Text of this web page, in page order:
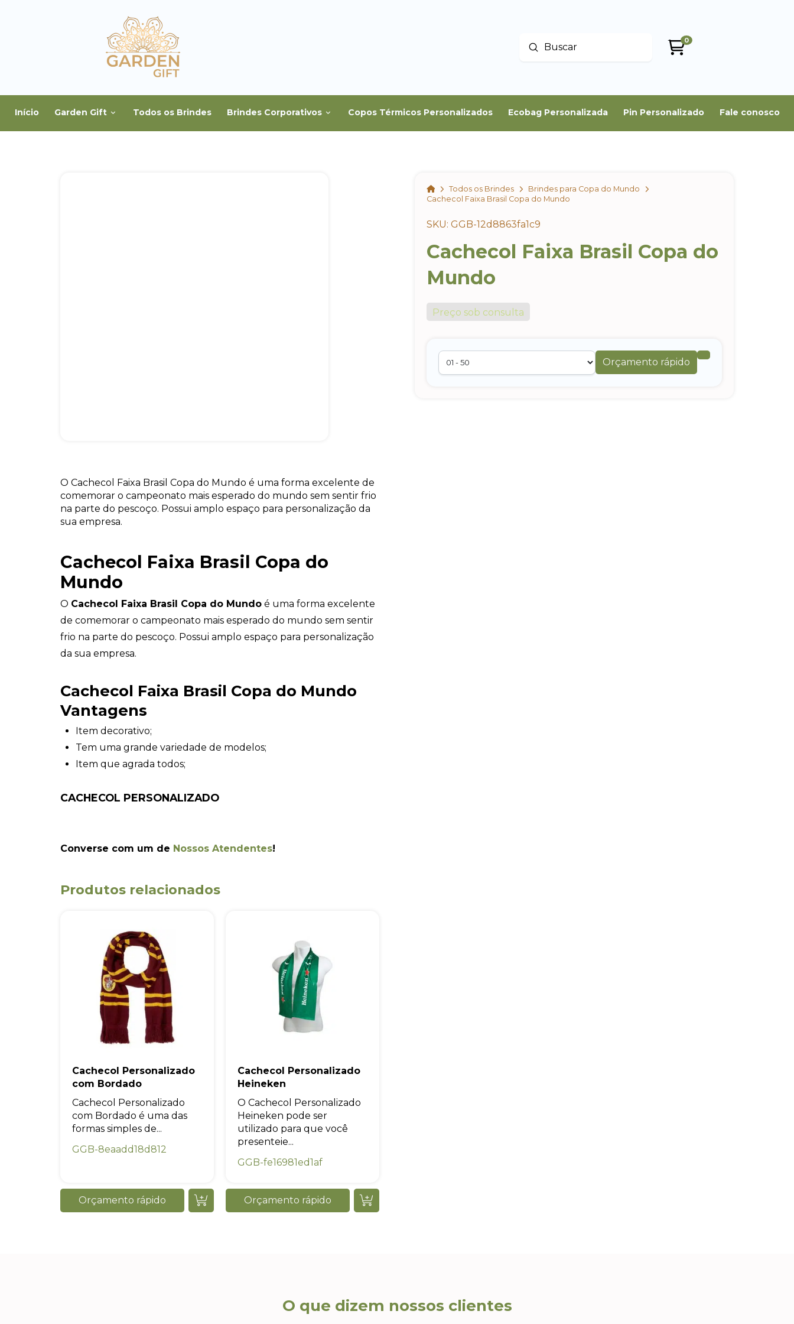
Buscar
Enviar
0
Início Garden Gift Todos os Brindes Brindes Corporativos Copos Térmicos Personalizados Ecobag Personalizada Pin Personalizado Fale conosco
HomeTodos os Brindes
Brindes para Copa do Mundo
Cachecol Faixa Brasil Copa do Mundo
SKU: GGB-12d8863fa1c9
Cachecol Faixa Brasil Copa do
Mundo
Preço sob consulta
Orçamento rápido
O Cachecol Faixa Brasil Copa do Mundo é uma forma excelente de
comemorar o campeonato mais esperado do mundo sem sentir frio
na parte do pescoço. Possui amplo espaço para personalização da
sua empresa.
Cachecol Faixa Brasil Copa do
Mundo
O Cachecol Faixa Brasil Copa do Mundo é uma forma excelente
de comemorar o campeonato mais esperado do mundo sem sentir
frio na parte do pescoço. Possui amplo espaço para personalização
da sua empresa.
Cachecol Faixa Brasil Copa do Mundo
Vantagens
Item decorativo;
Tem uma grande variedade de modelos;
Item que agrada todos;
CACHECOL PERSONALIZADO
Converse com um de Nossos Atendentes!
Produtos relacionados
Cachecol Personalizado
com Bordado
Cachecol Personalizado
com Bordado é uma das
formas simples de...
GGB-8eaadd18d812
Orçamento rápido
Cachecol Personalizado
Heineken
O Cachecol Personalizado
Heineken pode ser
utilizado para que você
presenteie...
GGB-fe16981ed1af
Orçamento rápido
O que dizem nossos clientes
Eu concordo em receber comunicações.
A nossa empresa está comprometida a proteger e respeitar sua
privacidade, utilizaremos seus dados apenas para fins de
marketing. Você pode alterar suas preferências a qualquer
momento.